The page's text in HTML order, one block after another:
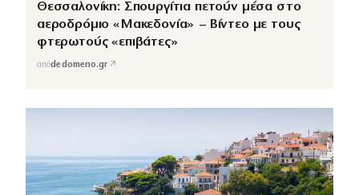
Θεσσαλονίκη: Σπουργίτια πετούν μέσα στο
αεροδρόμιο «Μακεδονία» – Βίντεο με τους
φτερωτούς «επιβάτες»
απόdedomeno.gr ↗